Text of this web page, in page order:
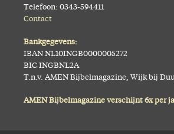
Telefoon: 0343-594411
Contact
Bankgegevens:
IBAN NL10INGB0000005272
BIC INGBNL2A
T.n.v. AMEN Bijbelmagazine, Wijk bij
AMEN Bijbelmagazine verschijnt 6x per